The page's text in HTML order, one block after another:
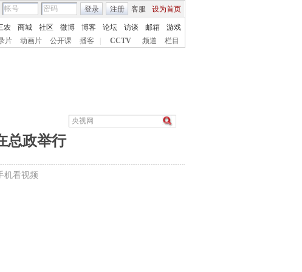
客服 设为首页
登录 注册
农 商城 社区 微博 博客 论坛 访谈 邮箱
游戏
片 动画片 公开课 播客 CCTV 频道 栏目
总政举行
机看视频